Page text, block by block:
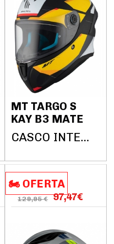
MT TARGO S
KAY B3 MATE
CASCO INTEGRAL MT HELMETS
🏍️​​ OFERTA
129,95 € 97,47€